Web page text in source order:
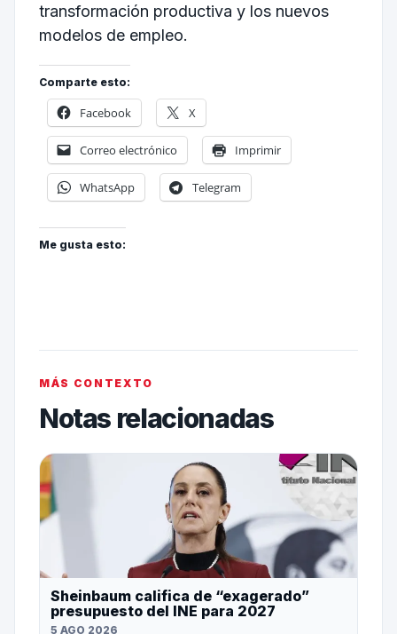
transformación productiva y los nuevos
modelos de empleo.
Comparte esto:
Facebook X
Correo electrónico Imprimir
WhatsApp Telegram
Me gusta esto:
MÁS CONTEXTO
Notas relacionadas
Sheinbaum califica de “exagerado”
presupuesto del INE para 2027
5 AGO 2026